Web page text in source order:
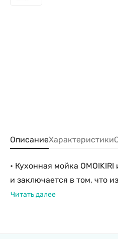
ОписаниеХарактеристики
• Кухонная мойка
и заключается в том, что
Читать далее